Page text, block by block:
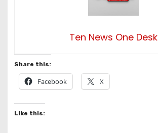
Ten News One Desk
Share this:
Facebook X
Like this: